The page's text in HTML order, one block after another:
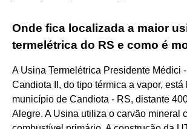
Onde fica localizada a maior
termelétrica do RS e como é
A Usina Termelétrica Presidente Médici
Candiota II, do tipo térmica a vapor,
município de Candiota - RS, distante
Alegre. A Usina utiliza o carvão mineral